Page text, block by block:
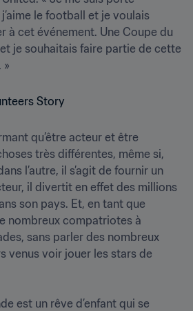
le football et je voulais
à cet événement. Une Coupe du
je souhaitais faire partie de cette
»
qu’être acteur et être
très différentes, même si,
l’autre, il s’agit de fournir un
il divertit en effet des millions
son pays. Et, en tant que
nombreux compatriotes à
sans parler des nombreux
venus voir jouer les stars de
est un rêve d’enfant qui se